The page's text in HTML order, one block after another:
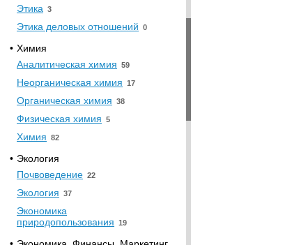
Этика 3
Этика деловых отношений 0
• Химия
Аналитическая химия 59
Неорганическая химия 17
Органическая химия 38
Физическая химия 5
Химия 82
• Экология
Почвоведение 22
Экология 37
Экономика
природопользования 19